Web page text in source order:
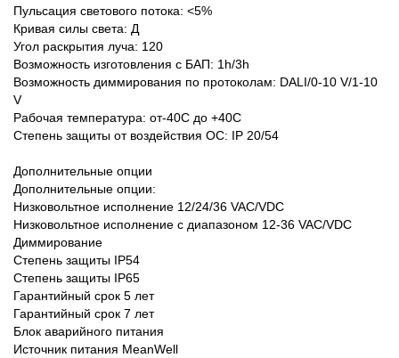
Пульсация светового потока: <5%
Кривая силы света: Д
Угол раскрытия луча: 120
Возможность изготовления с БАП: 1h/3h
Возможность диммирования по протоколам: DALI/0-10 V/1-10
V
Рабочая температура: от-40С до +40С
Степень защиты от воздействия ОС: IP 20/54
Дополнительные опции
Дополнительные опции:
Низковольтное исполнение 12/24/36 VAC/VDC
Низковольтное исполнение с диапазоном 12-36 VAC/VDC
Диммирование
Степень защиты IP54
Степень защиты IP65
Гарантийный срок 5 лет
Гарантийный срок 7 лет
Блок аварийного питания
Источник питания MeanWell